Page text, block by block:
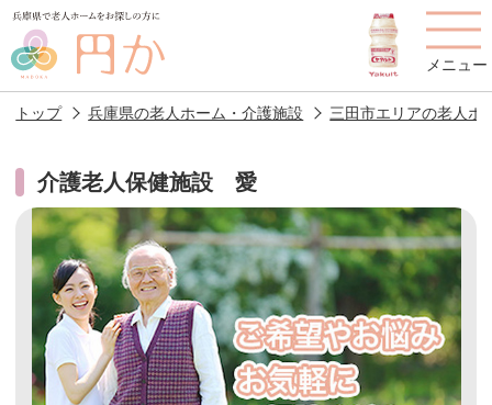
メニュー
老人ホームを
探す
円かについて 費用について
施設選びのポイント 施設をお探しの方へ
老人ホームの種類 よくあるご質問
トップ 兵庫県の老人ホーム・介護施設 三田市エリアの老人ホ
介護老人保健施設 愛